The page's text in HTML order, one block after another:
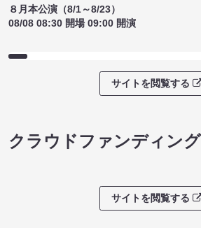
８月本公演（8/1～8/23）
08/08 08:30 開場 09:00 開演
サイトを閲覧する
クラウドファンディング
サイトを閲覧する